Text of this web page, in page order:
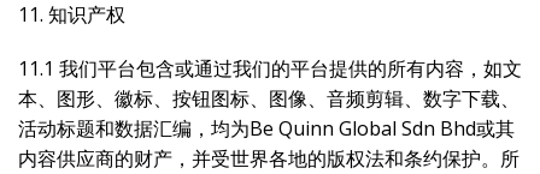
11. 知识产权
11.1 我们平台包含或通过我们的平台提供的所有内容，如文
本、图形、徽标、按钮图标、图像、音频剪辑、数字下载、
活动标题和数据汇编，均为Be Quinn Global Sdn Bhd或其
内容供应商的财产，并受世界各地的版权法和条约保护。所